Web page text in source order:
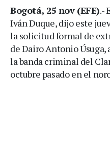
Bogotá, 25 nov (EFE).-
Iván Duque, dijo este
la solicitud formal de
de Dairo Antonio Úsuga,
la banda criminal del
octubre pasado en el